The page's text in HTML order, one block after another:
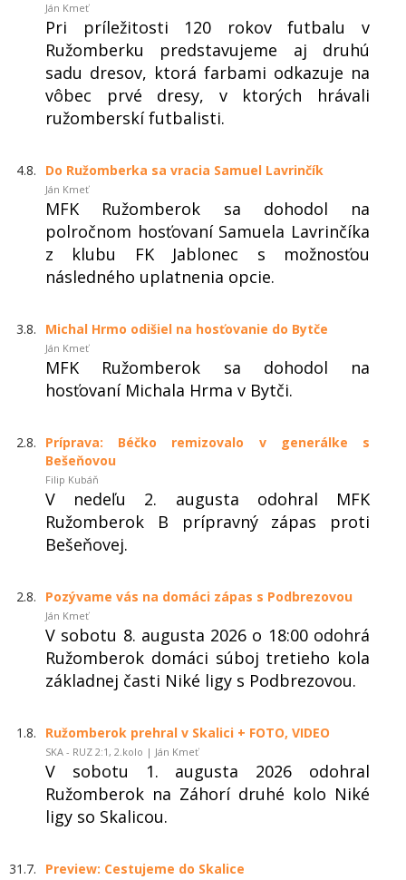
Ján Kmeť
Pri príležitosti 120 rokov futbalu v
Ružomberku predstavujeme aj druhú
sadu dresov, ktorá farbami odkazuje na
vôbec prvé dresy, v ktorých hrávali
ružomberskí futbalisti.
4.8. Do Ružomberka sa vracia Samuel Lavrinčík
Ján Kmeť
MFK Ružomberok sa dohodol na
polročnom hosťovaní Samuela Lavrinčíka
z klubu FK Jablonec s možnosťou
následného uplatnenia opcie.
3.8. Michal Hrmo odišiel na hosťovanie do Bytče
Ján Kmeť
MFK Ružomberok sa dohodol na
hosťovaní Michala Hrma v Bytči.
2.8.
Príprava: Béčko remizovalo v generálke s
Bešeňovou
Filip Kubáň
V nedeľu 2. augusta odohral MFK
Ružomberok B prípravný zápas proti
Bešeňovej.
2.8. Pozývame vás na domáci zápas s Podbrezovou
Ján Kmeť
V sobotu 8. augusta 2026 o 18:00 odohrá
Ružomberok domáci súboj tretieho kola
základnej časti Niké ligy s Podbrezovou.
1.8. Ružomberok prehral v Skalici + FOTO, VIDEO
SKA - RUZ 2:1, 2.kolo | Ján Kmeť
V sobotu 1. augusta 2026 odohral
Ružomberok na Záhorí druhé kolo Niké
ligy so Skalicou.
31.7. Preview: Cestujeme do Skalice